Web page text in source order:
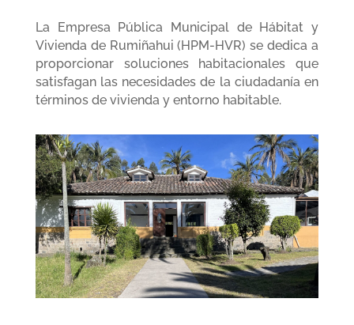
La Empresa Pública Municipal de Hábitat y
Vivienda de Rumiñahui (HPM-HVR) se dedica a
proporcionar soluciones habitacionales que
satisfagan las necesidades de la ciudadanía en
términos de vivienda y entorno habitable.